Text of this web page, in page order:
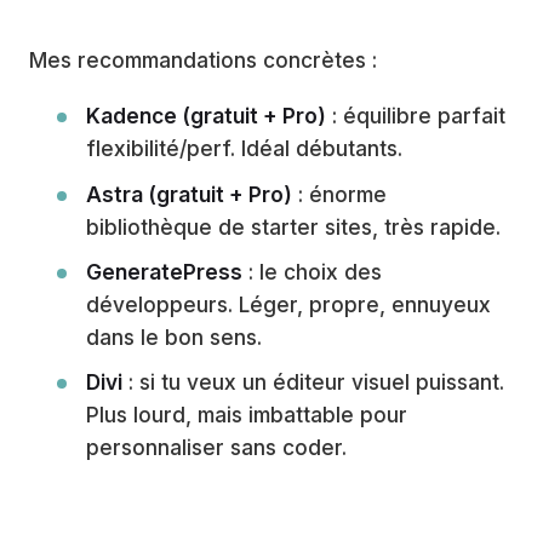
Mes recommandations concrètes :
Kadence (gratuit + Pro) : équilibre parfait
flexibilité/perf. Idéal débutants.
Astra (gratuit + Pro) : énorme
bibliothèque de starter sites, très rapide.
GeneratePress : le choix des
développeurs. Léger, propre, ennuyeux
dans le bon sens.
Divi : si tu veux un éditeur visuel puissant.
Plus lourd, mais imbattable pour
personnaliser sans coder.